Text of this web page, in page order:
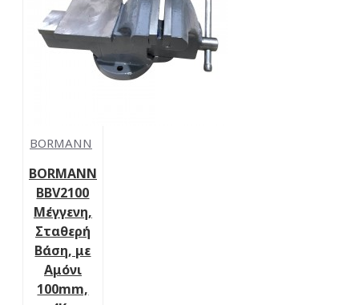
BORMANN
BORMANN
BBV2100
Μέγγενη,
Σταθερή
Βάση, με
Αμόνι
100mm,